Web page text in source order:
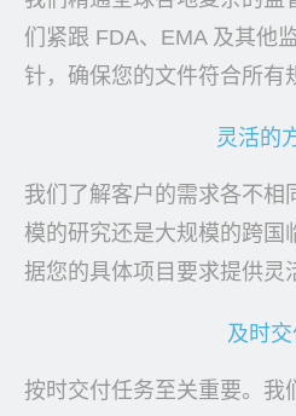
们紧跟 FDA、EMA 及其他
针，确保您的文件符合所有
灵活的
我们了解客户的需求各不相
模的研究还是大规模的跨国
据您的具体项目要求提供灵
及时
按时交付任务至关重要。我